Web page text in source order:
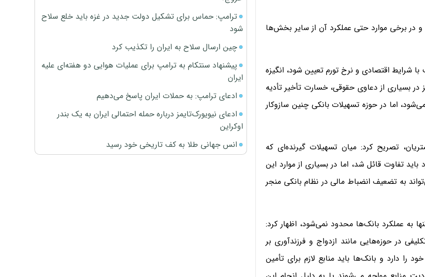
برخی موارد حتی عملکرد آن از سایر بخش‌ها
شرایط اقتصادی و نرخ تورم تعیین شود، انگیزه
بسیاری از دعاوی حقوقی، خسارت تأخیر تأدیه
اما در حوزه تسهیلات بانکی چنین سازوکار
تصریح کرد: میان تسهیلات‌ گیرنده‌ای که
تفاوت قائل شد، اما در بسیاری از موارد این
به تضعیف انضباط مالی در نظام بانکی منجر
به عملکرد بانک‌ها محدود نمی‌شود، اظهار کرد:
در حوزه‌هایی مانند ازدواج و فرزندآوری بر
دارد و بانک‌ها باید منابع لازم برای تأمین
ترامپ: حماس برای تشکیل دولت جدید در غزه باید خلع سلاح
شود
چین ارسال سلاح به ایران را تکذیب کرد
پیشنهاد سنتکام به ترامپ برای عملیات هوایی دو هفته‌ای علیه
ایران
ادعای ترامپ: به حملات ایران پاسخ می‌دهیم
ادعای نیویورک‌تایمز درباره حمله احتمالی ایران به یک بندر
اوکراین
انس جهانی طلا به کف تاریخی خود رسید